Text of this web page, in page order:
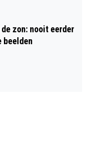
zon: nooit eerder
beelden